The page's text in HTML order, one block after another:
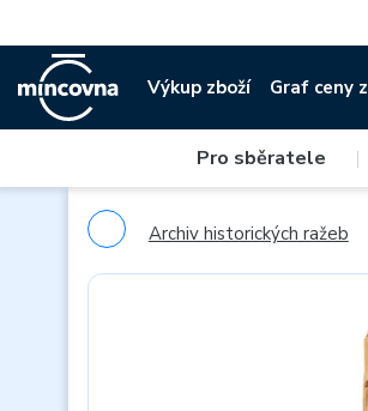
Výkup zboží Graf ceny
Pro sběratele |
Archiv historických ražeb